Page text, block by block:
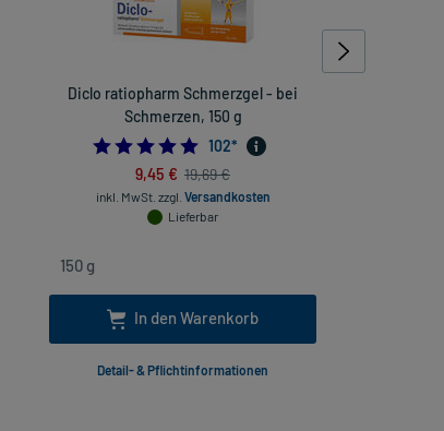
Diclo ratiopharm Schmerzgel - bei
Schmerzen, 150 g
4.862745098039215
102*
9,45 € 19,69 €
inkl. MwSt. zzgl. Versandkosten
Lieferbar
In den Warenkorb
Detail- & Pflichtinformationen